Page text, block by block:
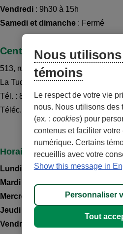
Vendredi : 9h30 à 15h
Samedi et dimanche : Fermé
Centre de services La
513, rue Saint-Louis
La Tuque
(Québec)G9X 2X3
Tél. : 819 523-2741
Téléc. : 819 523-9973
Horaire
Lundi : 9h30 à 16h
Mardi : 9h30 à 16h
Mercredi
: 9h30 à 17h
Jeudi : 9h30 à 19h
Vendredi : 9h30 à 15h
Nous
témoins
Le respect de votre vie
nous. Nous utilisons des
(ex. : cookies) pour
contenus et faciliter
numérique. Certains
recueillis avec votre
Show this message in
Personnaliser
Tout